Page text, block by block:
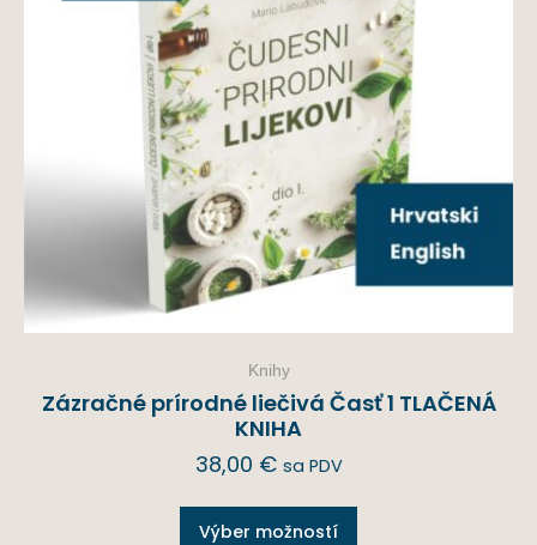
Knihy
Zázračné prírodné liečivá Časť 1 TLAČENÁ
KNIHA
38,00 € sa PDV
Výber možností